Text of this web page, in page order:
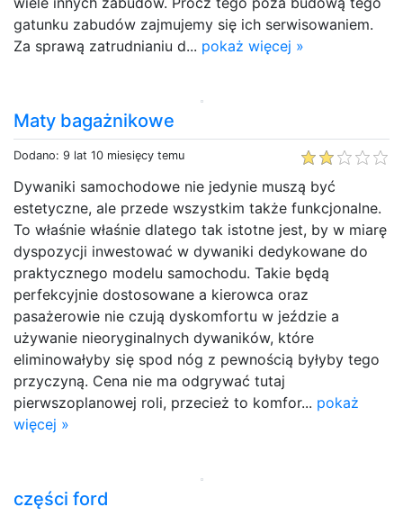
gatunku zabudów zajmujemy się ich serwisowaniem.
Za sprawą zatrudnianiu d... pokaż więcej »
Maty bagażnikowe
Dodano: 9 lat 10 miesięcy temu
Dywaniki samochodowe nie jedynie muszą być
estetyczne, ale przede wszystkim także funkcjonalne.
To właśnie właśnie dlatego tak istotne jest, by w miarę
dyspozycji inwestować w dywaniki dedykowane do
praktycznego modelu samochodu. Takie będą
perfekcyjnie dostosowane a kierowca oraz
pasażerowie nie czują dyskomfortu w jeździe a
używanie nieoryginalnych dywaników, które
eliminowałyby się spod nóg z pewnością byłyby tego
przyczyną. Cena nie ma odgrywać tutaj
pierwszoplanowej roli, przecież to komfor... pokaż
więcej »
części ford